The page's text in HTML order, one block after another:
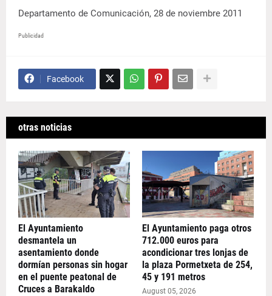
Departamento de Comunicación, 28 de noviembre 2011
Publicidad
Facebook
otras noticias
El Ayuntamiento
desmantela un
asentamiento donde
dormían personas sin hogar
en el puente peatonal de
Cruces a Barakaldo
El Ayuntamiento paga otros
712.000 euros para
acondicionar tres lonjas de
la plaza Pormetxeta de 254,
45 y 191 metros
August 05, 2026